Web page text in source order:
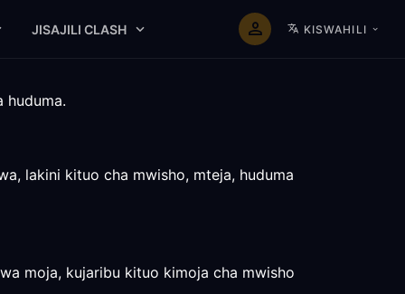
JISAJILI CLASH KISWAHILI
huduma.
lakini kituo cha mwisho, mteja, huduma
moja, kujaribu kituo kimoja cha mwisho